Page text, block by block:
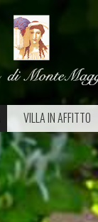
VILLA IN AFFITTO